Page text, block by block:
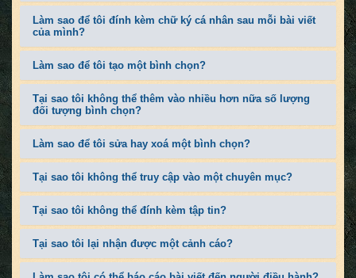
Làm sao để tôi đính kèm chữ ký cá nhân sau mỗi bài viết
của mình?
Làm sao để tôi tạo một bình chọn?
Tại sao tôi không thể thêm vào nhiều hơn nữa số lượng
đối tượng bình chọn?
Làm sao để tôi sửa hay xoá một bình chọn?
Tại sao tôi không thể truy cập vào một chuyên mục?
Tại sao tôi không thể đính kèm tập tin?
Tại sao tôi lại nhận được một cảnh cáo?